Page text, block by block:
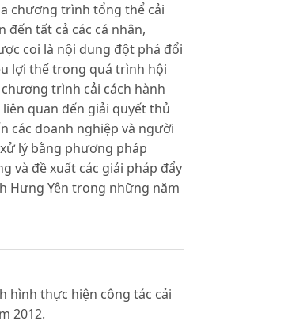
chương trình tổng thể cải
đến tất cả các cá nhân,
coi là nội dung đột phá đổi
lợi thế trong quá trình hội
trình cải cách hành
quan đến giải quyết thủ
các doanh nghiệp và người
lý bằng phương pháp
và đề xuất các giải pháp đẩy
Hưng Yên trong những năm
hình thực hiện công tác cải
2012.